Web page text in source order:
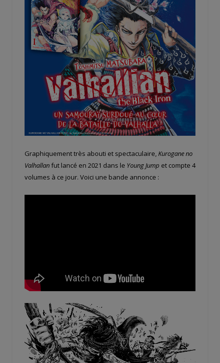
Graphiquement très abouti et spectaculaire,Kurogane no
Valhallanfut lancé en 2021 dans le Young Jump et compte 4
volumes à ce jour. Voici une bande annonce :